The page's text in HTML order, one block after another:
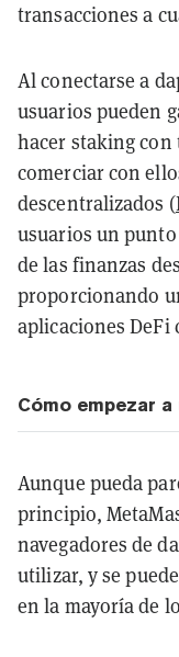
transacciones a
Al conectarse a
usuarios pueden
hacer staking con
comerciar con
descentralizados (
usuarios un
de las finanzas
proporcionando
aplicaciones DeFi
Cómo empezar
Aunque pueda
principio,
navegadores de
utilizar, y se
en la mayoría de